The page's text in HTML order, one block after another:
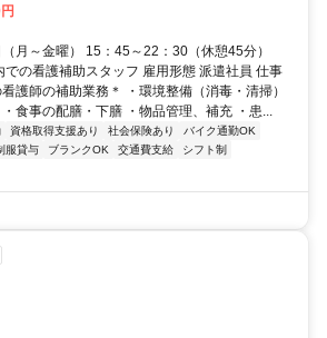
月～金曜） 15：45～22：30（休憩45分）
での看護補助スタッフ 雇用形態 派遣社員 仕事
護師の補助業務＊ ・環境整備（消毒・清掃）
食事の配膳・下膳 ・物品管理、補充 ・患...
資格取得支援あり 社会保険あり
バイク通勤OK
服貸与 ブランクOK 交通費支給
シフト制